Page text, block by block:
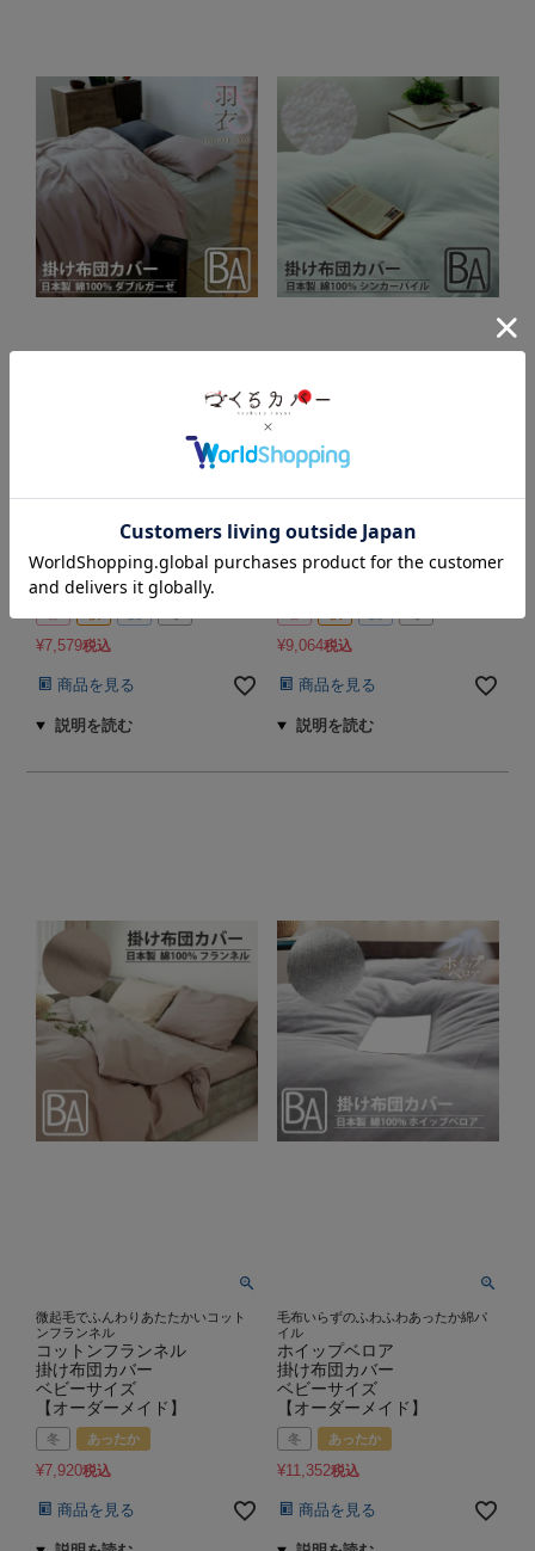
軽くて柔らかくて美しい光沢の極上
ガーゼ-羽衣-
掛け布団カバー
ベビーサイズ
【オーダーメイド】
¥7,579税込
商品を見る
ーパイル
掛け布団カバー
ベビーサイズ
¥9,064税込
商品を見る
微起毛でふんわりあたたかいコット
ンフランネル
コットンフランネル
掛け布団カバー
ベビーサイズ
【オーダーメイド】
冬 あったか
¥7,920税込
商品を見る
毛布いらずのふわふわあったか綿パ
イル
ホイップベロア
掛け布団カバー
ベビーサイズ
【オーダーメイド】
冬 あったか
¥11,352税込
商品を見る